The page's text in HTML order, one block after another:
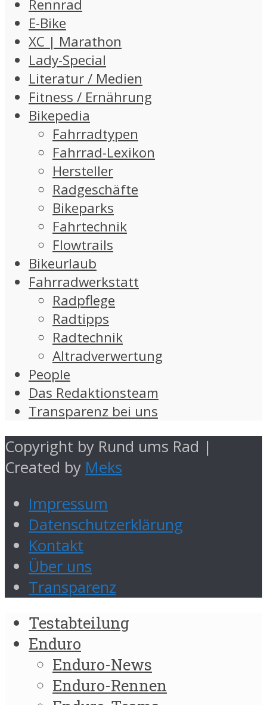
Rennrad
E-Bike
XC | Marathon
Lady-Special
Literatur / Medien
Fitness / Ernährung
Bikepedia
Fahrradtypen
Fahrrad-Lexikon
Hersteller
Radgeschäfte
Bikeparks
Fahrtechnik
Flowtrails
Bikeurlaub
Fahrradwerkstatt
Radpflege
Radtipps
Radtechnik
Altradverwertung
People
Das Redaktionsteam
Transparenz bei uns
Copyright by Rund ums Rad |
Created by Meks
Impressum
Datenschutzerklärung
Kontakt
Über uns
Transparenz
Testabteilung
Enduro
Enduro-News
Enduro-Rennen